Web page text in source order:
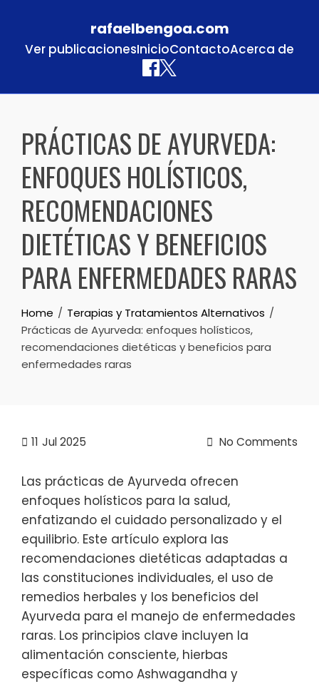
rafaelbengoa.com
Ver publicacionesInicioContactoAcerca de
PRÁCTICAS DE AYURVEDA:
ENFOQUES HOLÍSTICOS,
RECOMENDACIONES
DIETÉTICAS Y BENEFICIOS
PARA ENFERMEDADES RARAS
Home
Terapias y Tratamientos Alternativos
Prácticas de Ayurveda: enfoques holísticos,
recomendaciones dietéticas y beneficios para
enfermedades raras
11 Jul 2025 No Comments
Las prácticas de Ayurveda ofrecen
enfoques holísticos para la salud,
enfatizando el cuidado personalizado y el
equilibrio. Este artículo explora las
recomendaciones dietéticas adaptadas a
las constituciones individuales, el uso de
remedios herbales y los beneficios del
Ayurveda para el manejo de enfermedades
raras. Los principios clave incluyen la
alimentación consciente, hierbas
específicas como Ashwagandha y